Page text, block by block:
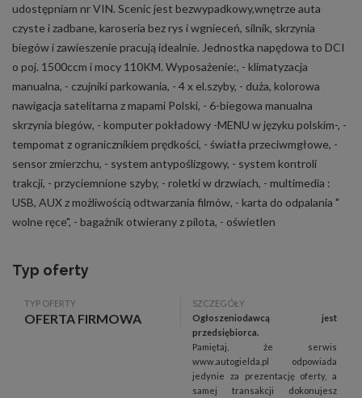
udostępniam nr VIN. Scenic jest bezwypadkowy,wnętrze auta
czyste i zadbane, karoseria bez rys i wgnieceń, silnik, skrzynia
biegów i zawieszenie pracują idealnie. Jednostka napędowa to DCI
o poj. 1500ccm i mocy 110KM. Wyposażenie:, - klimatyzacja
manualna, - czujniki parkowania, - 4 x el.szyby, - duża, kolorowa
nawigacja satelitarna z mapami Polski, - 6-biegowa manualna
skrzynia biegów, - komputer pokładowy -MENU w języku polskim-, -
tempomat z ogranicznikiem prędkości, - światła przeciwmgłowe, -
sensor zmierzchu, - system antypoślizgowy, - system kontroli
trakcji, - przyciemnione szyby, - roletki w drzwiach, - multimedia :
USB, AUX z możliwością odtwarzania filmów, - karta do odpalania "
wolne ręce", - bagażnik otwierany z pilota, - oświetlen
Typ oferty
TYP OFERTY
OFERTA FIRMOWA
SZCZEGÓŁY
Ogłoszeniodawcą jest
przedsiębiorca.
Pamiętaj, że serwis
www.autogielda.pl odpowiada
jedynie za prezentację oferty, a
samej transakcji dokonujesz